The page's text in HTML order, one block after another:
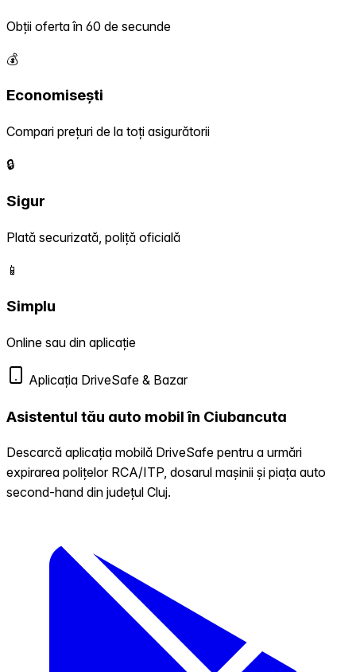
Obții oferta în 60 de secunde
💰
Economisești
Compari prețuri de la toți asigurătorii
🔒
Sigur
Plată securizată, poliță oficială
📱
Simplu
Online sau din aplicație
Aplicația DriveSafe & Bazar
Asistentul tău auto mobil în Ciubancuta
Descarcă aplicația mobilă DriveSafe pentru a urmări
expirarea polițelor RCA/ITP, dosarul mașinii și piața auto
second-hand din județul Cluj.